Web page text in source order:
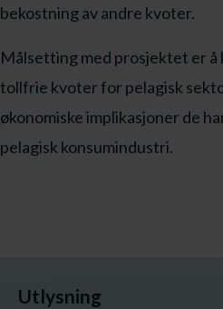
bekostning av andre kvoter.
Målsetting med prosjektet er
tollfrie kvoter for pelagisk
økonomiske implikasjoner de
pelagisk konsumindustri.
Utlysning